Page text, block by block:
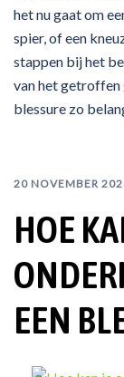
het nu gaat om
spier, of een
stappen bij het
van het getroffen
blessure zo
20 NOVEMBER
HOE
EEN